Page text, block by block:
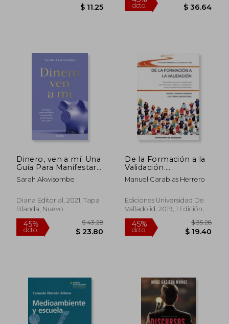
40%
dcto.
45%
dcto.
45%
Dinero, ven a mí: Una
Guía Para Manifestar
Prosperidad y
Abundancia en tu
Personales)
Sarah Akwisombe
Diana Editorial, 2021, Tapa
Blanda, Nuevo
De la Formación a la
Validación.
Perspectiva Europea
y Española del
Manuel Carabias Herrero
Ediciones Universidad De
Valladolid, 2019, 1 Edición,
Tapa Blanda, Nuevo